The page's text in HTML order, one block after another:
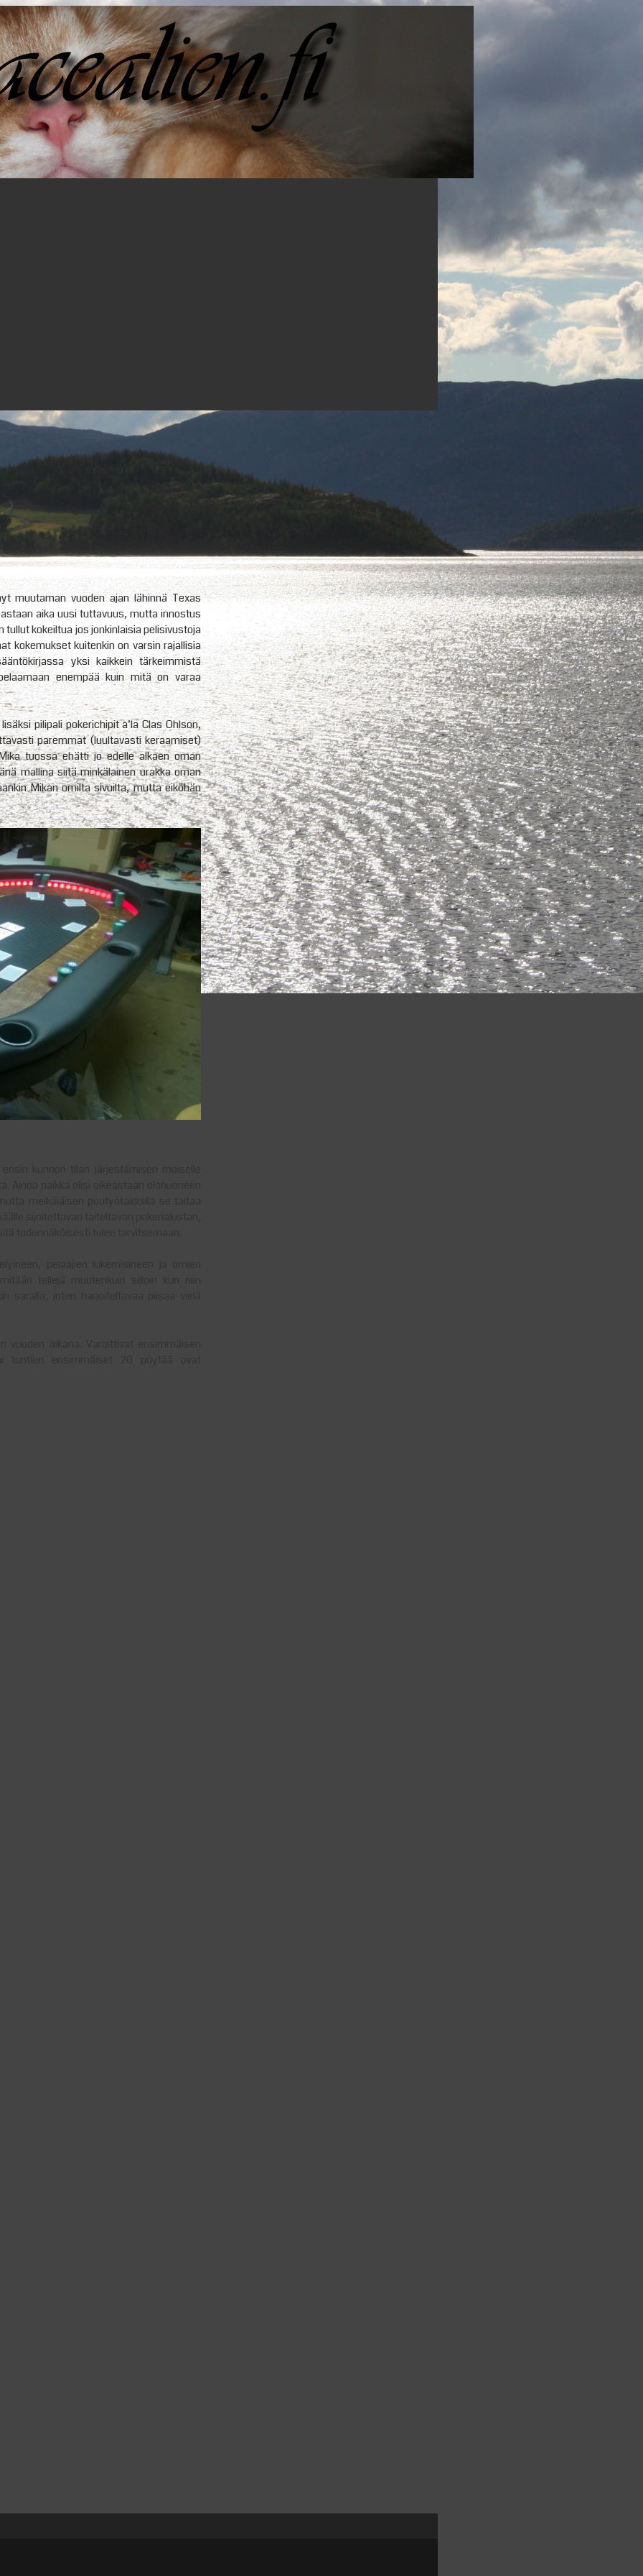
muutaman vuoden ajan lähinnä Texas
aika uusi tuttavuus, mutta innostus
kokeiltua jos jonkinlaisia pelisivustoja
kokemukset kuitenkin on varsin rajallisia
yksi kaikkein tärkeimmistä
enempää kuin mitä on varaa
pilipali pokerichipit a’la Clas Ohlson,
paremmat (luultavasti keraamiset)
tuossa ehätti jo edelle alkaen oman
mallina siitä minkälainen urakka oman
Mikan omilta sivuilta, mutta eiköhän